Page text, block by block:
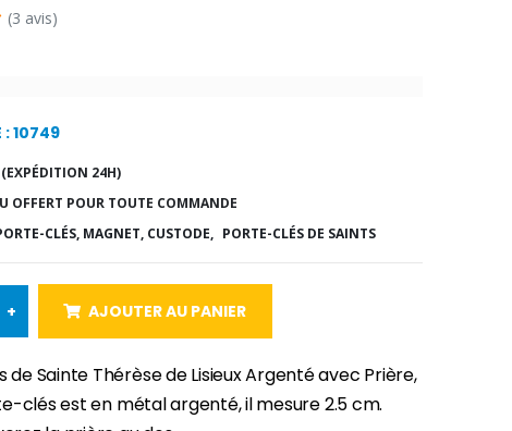
(3 avis)
: 10749
24H)
OFFERT POUR TOUTE COMMANDE
CLÉS, MAGNET, CUSTODE, PORTE-CLÉS DE SAINTS
+ AJOUTER AU PANIER
de Sainte Thérèse de Lisieux Argenté avec Prière,
clés est en métal argenté, il mesure 2.5 cm.